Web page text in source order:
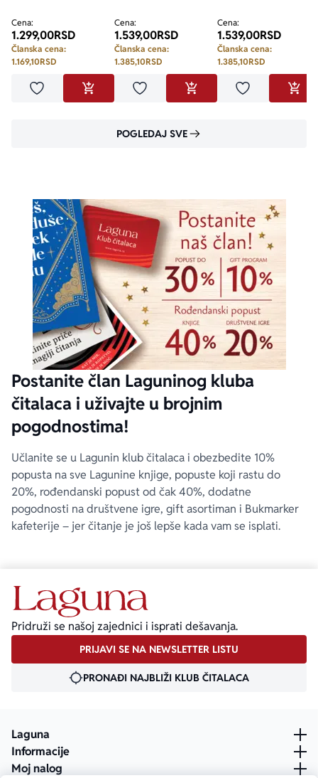
Cena:
1.299,00RSD
Članska cena:
1.169,10RSD
Dodaj u omiljeneDODAJ U KORPU
Dragon
Cena:
1.539,00RSD
Članska cena:
1.385,10RSD
Dodaj u omiljeneDODAJ U KORPU
Cena:
1.539,00RSD
Članska cena:
1.385,10RSD
Dodaj u
POGLEDAJ SVE
Postanite član Laguninog kluba
čitalaca i uživajte u brojnim
pogodnostima!
Učlanite se u Lagunin klub čitalaca i obezbedite 10%
popusta na sve Lagunine knjige, popuste koji rastu do
20%, rođendanski popust od čak 40%, dodatne
pogodnosti na društvene igre, gift asortiman i Bukmarker
kafeterije – jer čitanje je još lepše kada vam se isplati.
Pridruži se našoj zajednici i isprati dešavanja.
PRIJAVI SE NA NEWSLETTER LISTU
PRONAĐI NAJBLIŽI KLUB ČITALACA
Laguna
Informacije
Moj nalog